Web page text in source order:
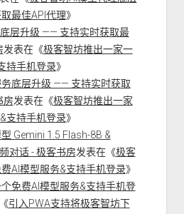
最佳API代理》
层升级 —— 支持实时获取最
发表在《极客智坊推出一家一
持手机登录》
底层升级 —— 支持实时获取
房发表在《极客智坊推出一家
支持手机登录》
Gemini 1.5 Flash-8B &
对话 - 极客书房发表在《极客
AI模型服务&支持手机登录》
免费AI模型服务&支持手机登
引入PWA支持将极客智坊下